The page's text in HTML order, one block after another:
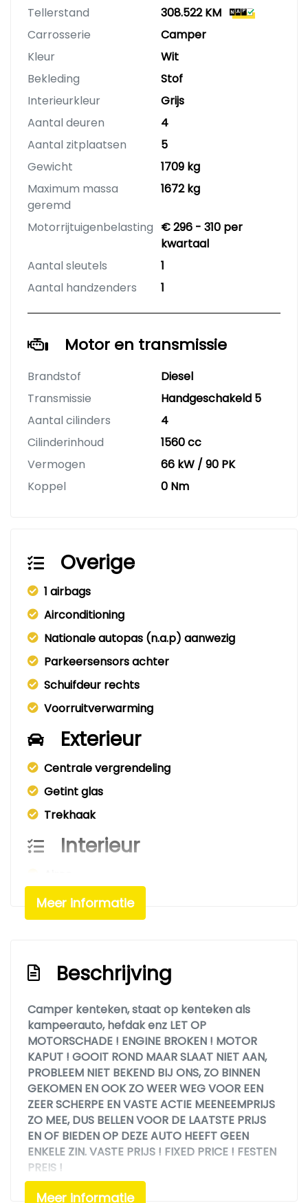
Tellerstand
308.522 KM
Carrosserie
Camper
Kleur
Wit
Bekleding
Stof
Interieurkleur
Grijs
Aantal deuren
4
Aantal zitplaatsen
5
Gewicht
1709 kg
Maximum massa
geremd
1672 kg
Motorrijtuigenbelasting € 296 - 310 per
kwartaal
Aantal sleutels
1
Aantal handzenders
1
Motor en transmissie
Brandstof
Diesel
Transmissie
Handgeschakeld 5
Aantal cilinders
4
Cilinderinhoud
1560 cc
Vermogen
66 kW / 90 PK
Koppel
0 Nm
Overige
1 airbags
Airconditioning
Nationale autopas (n.a.p) aanwezig
Parkeersensors achter
Schuifdeur rechts
Voorruitverwarming
Exterieur
Centrale vergrendeling
Getint glas
Trekhaak
Interieur
Elektrische ramen voor
Stuurbekrachtiging
Meer informatie
Beschrijving
Camper kenteken, staat op kenteken als
kampeerauto, hefdak enz LET OP
MOTORSCHADE ! ENGINE BROKEN ! MOTOR
KAPUT ! GOOIT ROND MAAR SLAAT NIET AAN,
PROBLEEM NIET BEKEND BIJ ONS, ZO BINNEN
GEKOMEN EN OOK ZO WEER WEG VOOR EEN
ZEER SCHERPE EN VASTE ACTIE MEENEEMPRIJS
ZO MEE, DUS BELLEN VOOR DE LAATSTE PRIJS
EN OF BIEDEN OP DEZE AUTO HEEFT GEEN
ENKELE ZIN. VASTE PRIJS ! FIXED PRICE ! FESTEN
PREIS !
We hebben ons uiterste best gedaan om alle
Meer informatie